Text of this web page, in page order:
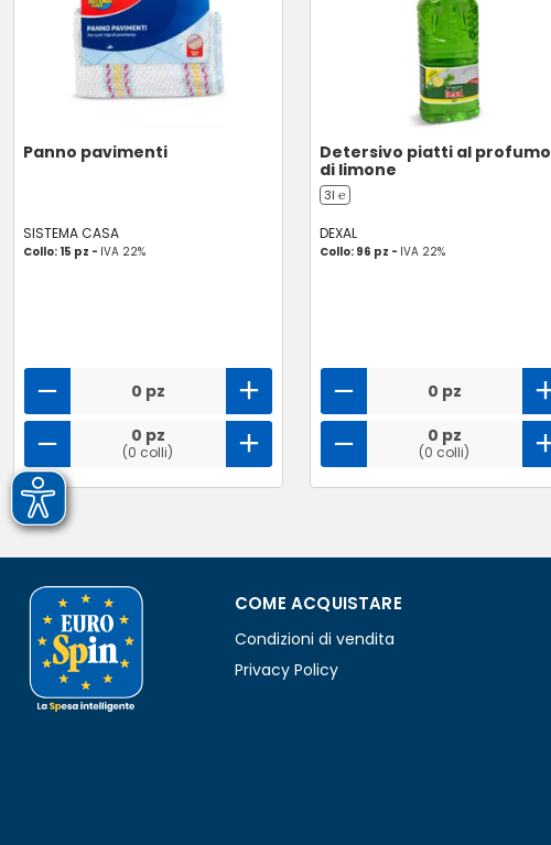
Panno pavimenti
SISTEMA CASA
Collo: 15 pz - IVA 22%
0 pz
0 pz
(0 colli)
Detersivo piatti al profumo
di limone
3l ℮
DEXAL
Collo: 96 pz - IVA 22%
0 pz
0 pz
(0 colli)
COME ACQUISTARE
Condizioni di vendita
Privacy Policy